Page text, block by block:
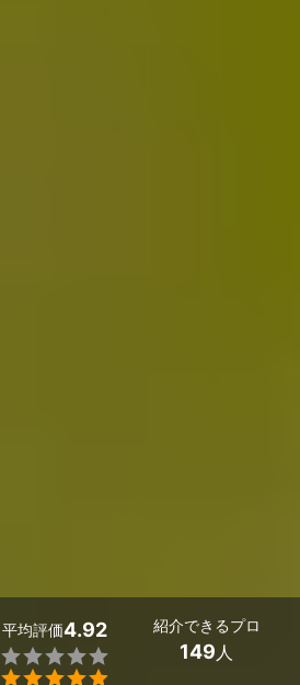
平均評価4.92


紹介できるプロ
149人